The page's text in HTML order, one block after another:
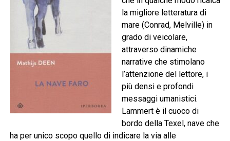
la migliore letteratura di
mare (Conrad, Melville) in
grado di veicolare,
attraverso dinamiche
narrative che stimolano
l’attenzione del lettore, i
più densi e profondi
messaggi umanistici.
Lammert è il cuoco di
bordo della Texel, nave che
ha per unico scopo quello di indicare la via alle